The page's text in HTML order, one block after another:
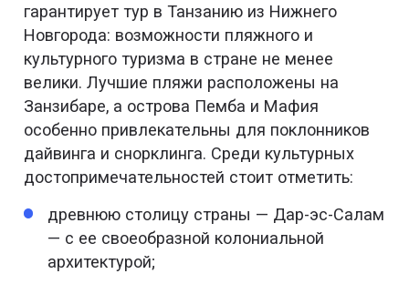
гарантирует тур в Танзанию из Нижнего
Новгорода: возможности пляжного и
культурного туризма в стране не менее
велики. Лучшие пляжи расположены на
Занзибаре, а острова Пемба и Мафия
особенно привлекательны для поклонников
дайвинга и снорклинга. Среди культурных
достопримечательностей стоит отметить:
древнюю столицу страны — Дар-эс-Салам
— с ее своеобразной колониальной
архитектурой;